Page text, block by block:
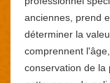
anciennes, prend
déterminer la
comprennent
conservation de la